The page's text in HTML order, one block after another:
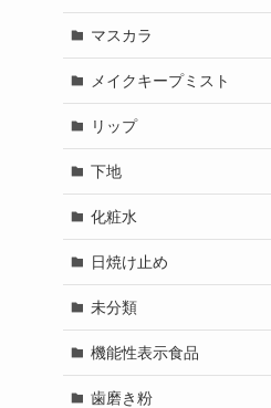
マスカラ
メイクキープミスト
リップ
下地
化粧水
日焼け止め
未分類
機能性表示食品
歯磨き粉